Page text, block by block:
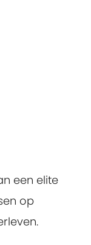
een elite
op